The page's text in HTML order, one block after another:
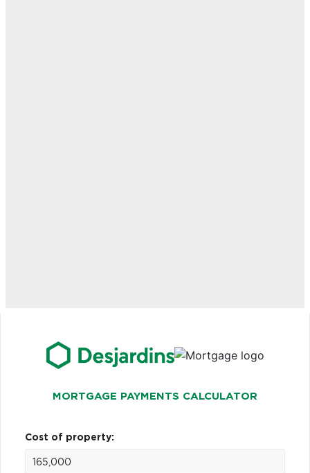
MORTGAGE PAYMENTS CALCULATOR
Cost of property: